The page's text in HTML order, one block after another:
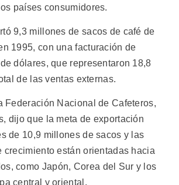
países consumidores.
9,3 millones de sacos de café de
1995, con una facturación de
dólares, que representaron 18,8
de las ventas externas.
Federación Nacional de Cafeteros,
dijo que la meta de exportación
de 10,9 millones de sacos y las
crecimiento están orientadas hacia
como Japón, Corea del Sur y los
central y oriental.